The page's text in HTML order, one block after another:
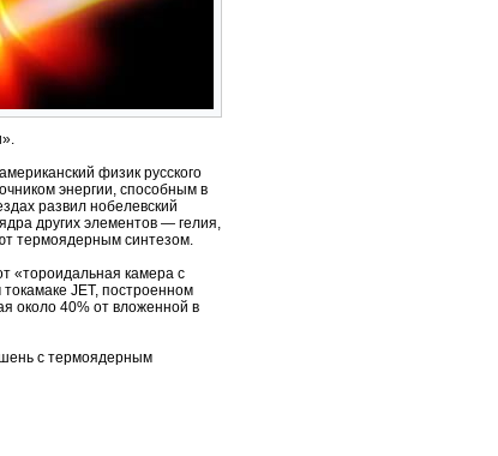
физик русского
энергии, способным в
развил нобелевский
других элементов — гелия,
термоядерным синтезом.
«тороидальная камера с
JET, построенном
около 40% от вложенной в
с термоядерным